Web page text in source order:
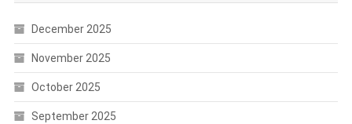
December 2025
November 2025
October 2025
September 2025